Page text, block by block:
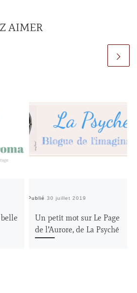
AIMER
belle
Publié 30 juillet 2019
Un petit mot sur Le Page
de l’Aurore, de La Psyché